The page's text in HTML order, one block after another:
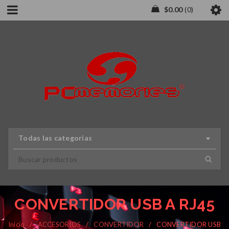
$0.00 0
Todas las categorias
CONVERTIDOR USB A RJ45
Inicio / ACCESORIOS / CONVERTIDOR / CONVERTIDOR USB